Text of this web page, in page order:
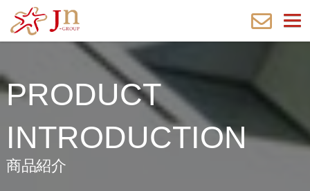
PRODUCT
INTRODUCTION
商品紹介